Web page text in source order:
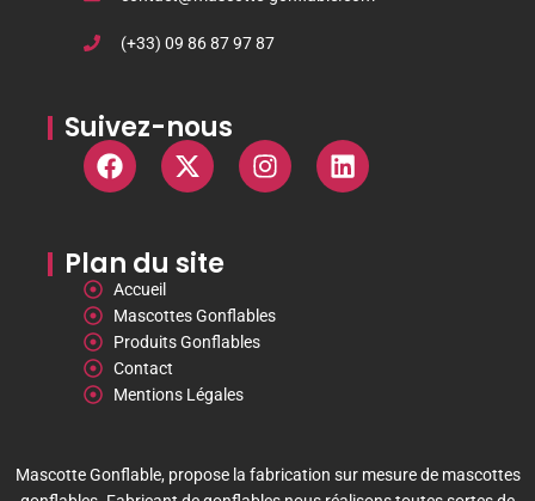
(+33) 09 86 87 97 87
Suivez-nous
Plan du site
Accueil
Mascottes Gonflables
Produits Gonflables
Contact
Mentions Légales
Mascotte Gonflable, propose la fabrication sur mesure de mascottes